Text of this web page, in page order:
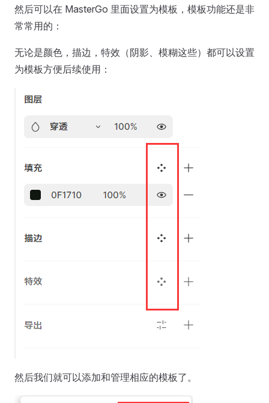
然后可以在 MasterGo 里面设置为模板，模板功能还是非
常常用的：
无论是颜色，描边，特效（阴影、模糊这些）都可以设置
为模板方便后续使用：
然后我们就可以添加和管理相应的模板了。